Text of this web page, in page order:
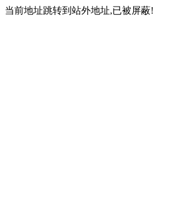
当前地址跳转到站外地址,已被屏蔽!